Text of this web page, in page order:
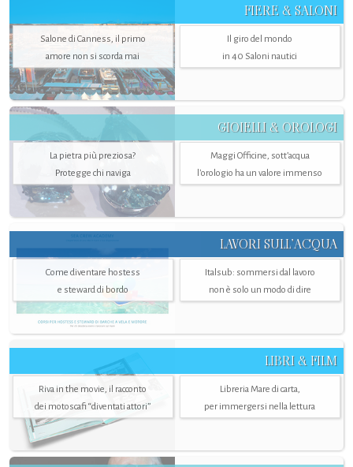
FIERE & SALONI
Salone di Canness, il primo
amore non si scorda mai
Il giro del mondo
in 40 Saloni nautici
GIOIELLI & OROLOGI
La pietra più preziosa?
Protegge chi naviga
Maggi Officine, sott’acqua
l'orologio ha un valore immenso
LAVORI SULL’ACQUA
Come diventare hostess
e steward di bordo
Italsub: sommersi dal lavoro
non è solo un modo di dire
LIBRI & FILM
Riva in the movie, il racconto
dei motoscafi “diventati attori”
Libreria Mare di carta,
per immergersi nella lettura